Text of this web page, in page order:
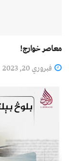
معاصر خوارج!
فبروري 20, 2023